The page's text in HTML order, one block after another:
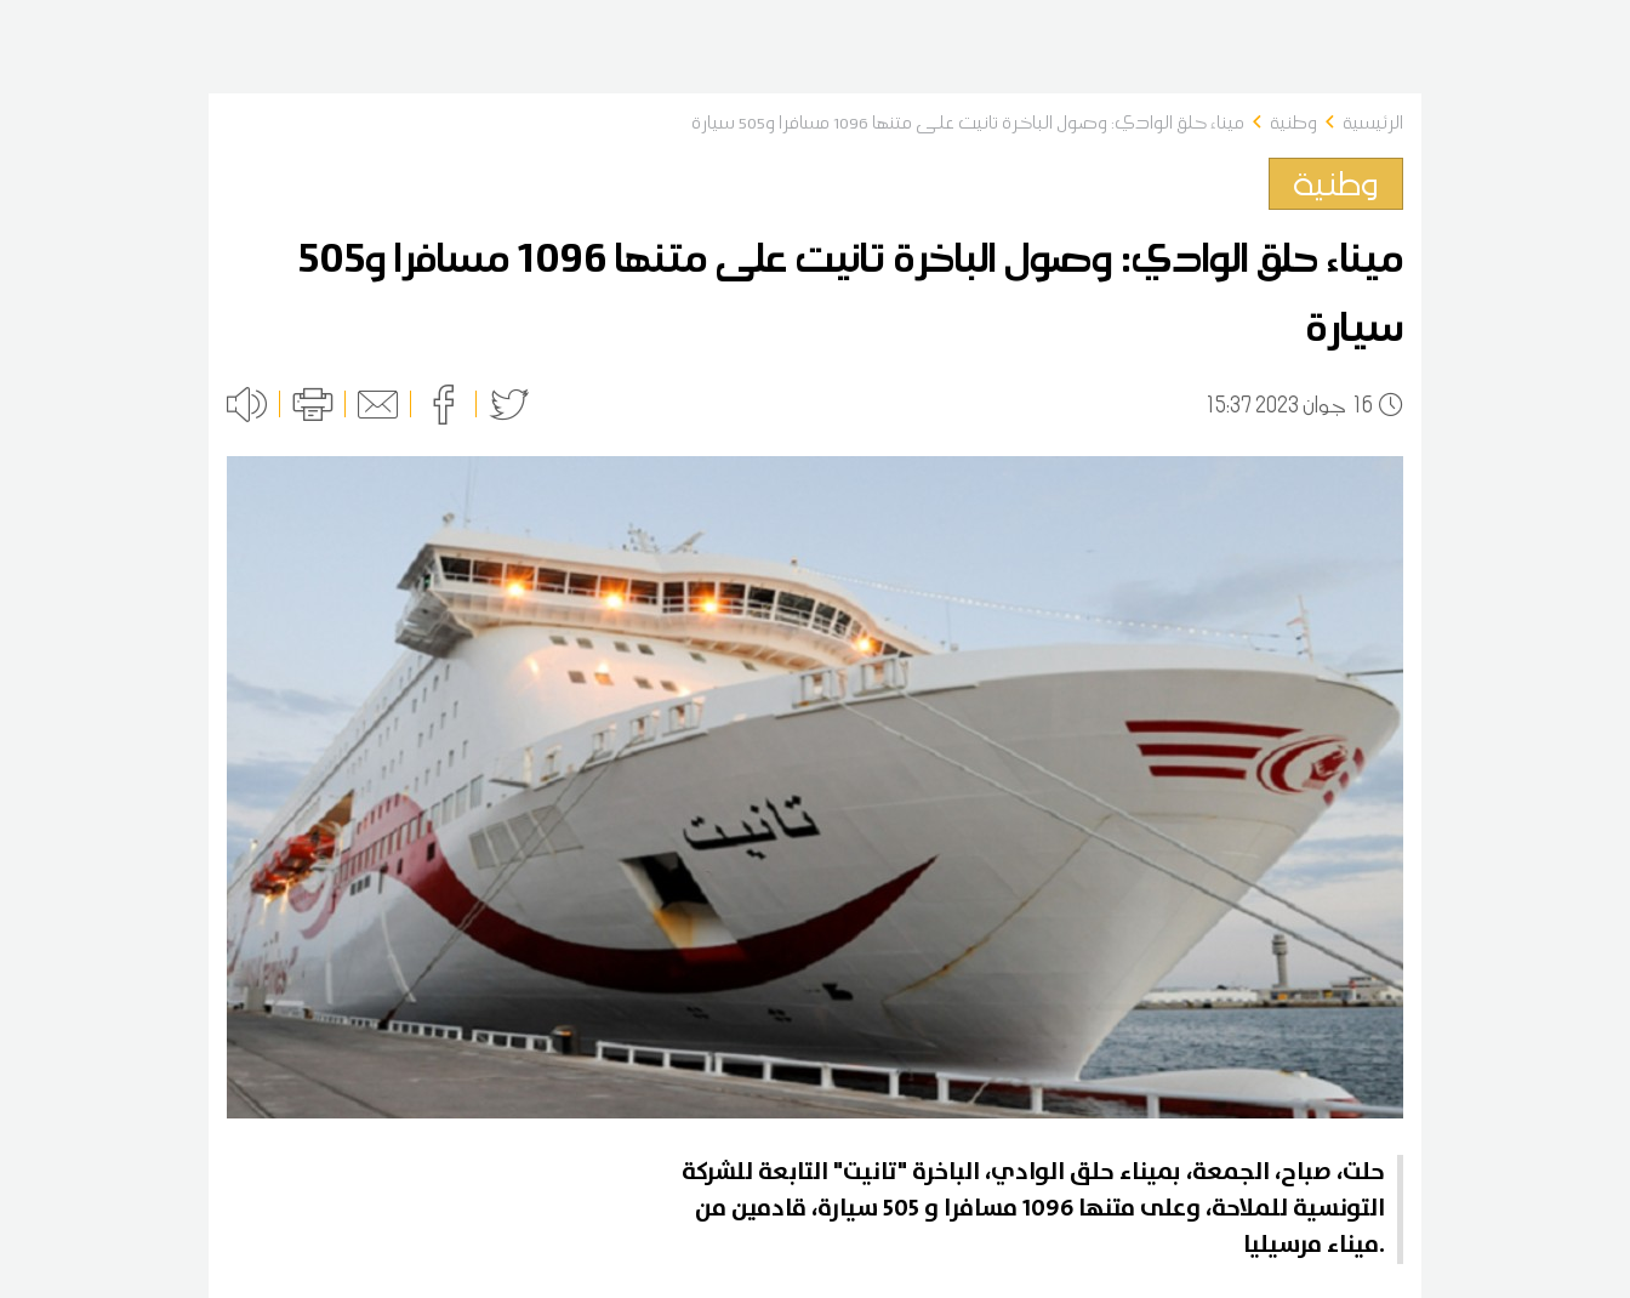
الرئيسية وطنية ميناء حلق الوادي: وصول الباخرة تانيت على متنها 1096 مسافرا و505 سيارة
وطنية
ميناء حلق الوادي: وصول الباخرة تانيت على متنها 1096 مسافرا و505
سيارة
16 15:37 2023 جوان
حلت، صباح، الجمعة، بميناء حلق الوادي، الباخرة "تانيت" التابعة للشركة
التونسية للملاحة، وعلى متنها 1096 مسافرا و 505 سيارة، قادمين من
ميناء مرسيليا.